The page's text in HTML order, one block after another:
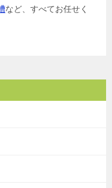
など、すべてお任せく